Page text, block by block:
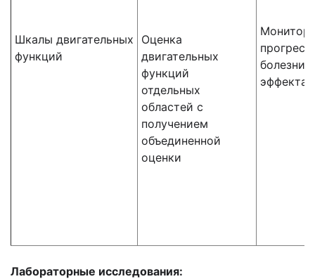
Шкалы двигательных
функций
Оценка
двигательных
функций
отдельных
областей с
получением
объединенной
оценки
болезни и
эффекта
Лабораторные исследования: